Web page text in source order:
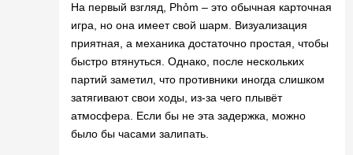
На первый взгляд, Phỏm – это обычная карточная
игра, но она имеет свой шарм. Визуализация
приятная, а механика достаточно простая, чтобы
быстро втянуться. Однако, после нескольких
партий заметил, что противники иногда слишком
затягивают свои ходы, из-за чего плывёт
атмосфера. Если бы не эта задержка, можно
было бы часами залипать.